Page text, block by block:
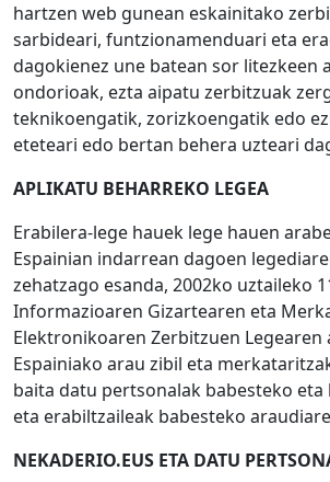
hartzen web gunean eskainitako
sarbideari, funtzionamenduari eta
dagokienez une batean sor litezkeen
ondorioak, ezta aipatu zerbitzuak
teknikoengatik, zorizkoengatik edo
eteteari edo bertan behera uzteari
APLIKATU BEHARREKO LEGEA
Erabilera-lege hauek lege hauen
Espainian indarrean dagoen
zehatzago esanda, 2002ko uztaileko
Informazioaren Gizartearen eta
Elektronikoaren Zerbitzuen Legearen
Espainiako arau zibil eta
baita datu pertsonalak babesteko
eta erabiltzaileak babesteko
NEKADERIO.EUS ETA DATU